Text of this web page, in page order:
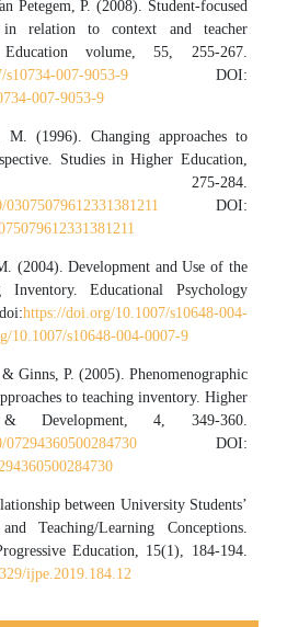
Petegem, P. (2008). Student-focused
in relation to context and teacher
volume, 55, 255-267.
007-9053-9 DOI:
007-9053-9
(1996). Changing approaches to
Studies in Higher Education,
275-284.
DOI:
(2004). Development and Use of the
Inventory. Educational Psychology
https://doi.org/10.1007/s10648-004-
10.1007/s10648-004-0007-9
Ginns, P. (2005). Phenomenographic
to teaching inventory. Higher
& Development, 4, 349-360.
DOI:
between University Students’
Teaching/Learning Conceptions.
Education, 15(1), 184-194.
ijpe.2019.184.12